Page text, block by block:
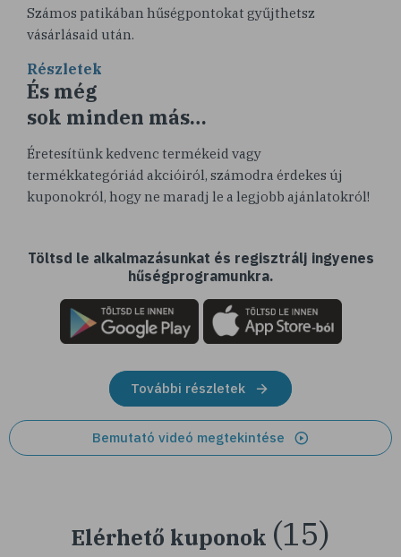
Számos patikában hűségpontokat gyűjthetsz
vásárlásaid után.
Részletek
És még
sok minden más…
Éretesítünk kedvenc termékeid vagy
termékkategóriád akcióiról, számodra érdekes új
kuponokról, hogy ne maradj le a legjobb ajánlatokról!
Töltsd le alkalmazásunkat és regisztrálj ingyenes
hűségprogramunkra.
További részletek
Bemutató videó megtekintése
Elérhető kuponok (15)